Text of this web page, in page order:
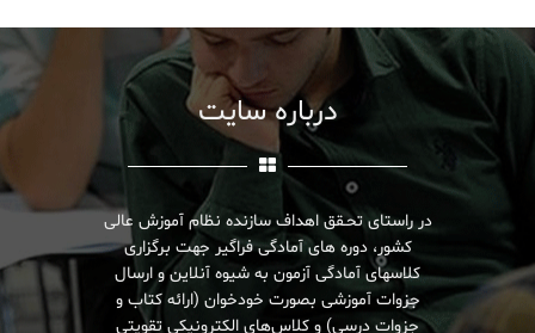
درباره سایت
در راستای تحـقق اهداف سازنده نظام آموزش عالی
کشور، دوره های آمادگی فراگیر جهت برگزاری
کلاسهای آمادگی آزمون به شیوه آنلاین و ارسال
جزوات آموزشی بصورت خودخوان (ارائه کتاب و
جزوات درسی) و کلاس‌های الکترونیکی تقویتی